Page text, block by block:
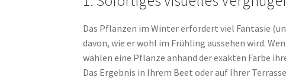
Das Pflanzen im Winter erfordert viel Fantasie
davon, wie er wohl im Frühling aussehen wird.
wählen eine Pflanze anhand der exakten Farbe
Das Ergebnis in Ihrem Beet oder auf Ihrer